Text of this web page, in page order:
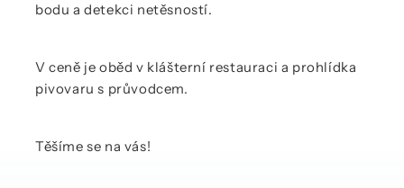
bodu a detekci netěsností.
V ceně je oběd v klášterní restauraci a prohlídka
pivovaru s průvodcem.
Těšíme se na vás!